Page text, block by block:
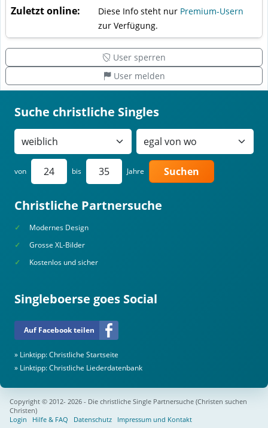
Zuletzt online: Diese Info steht nur Premium-Usern
zur Verfügung.
User sperren
User melden
Suche christliche Singles
von bis Jahre Suchen
Christliche Partnersuche
Modernes Design
Grosse XL-Bilder
Kostenlos und sicher
Singleboerse goes Social
Auf Facebook teilen
» Linktipp:Christliche Startseite
» Linktipp:Christliche Liederdatenbank
Copyright © 2012- 2026 - Die christliche Single Partnersuche (Christen suchen
Christen)
Login
Hilfe & FAQ Datenschutz Impressum und Kontakt